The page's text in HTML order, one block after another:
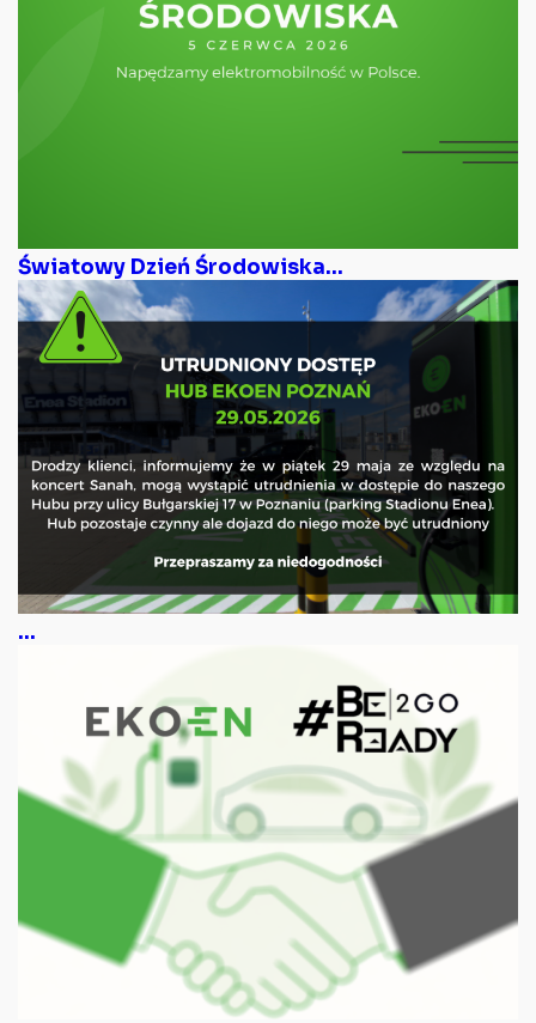
Światowy Dzień Środowiska...
...